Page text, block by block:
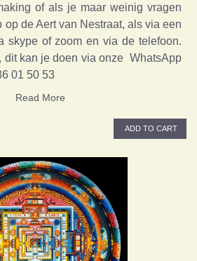
of als je maar weinig vragen
de Aert van Nestraat, als via een
skype of zoom en via de telefoon.
dit kan je doen via onze WhatsApp
01 50 53
Read More
ADD TO CART